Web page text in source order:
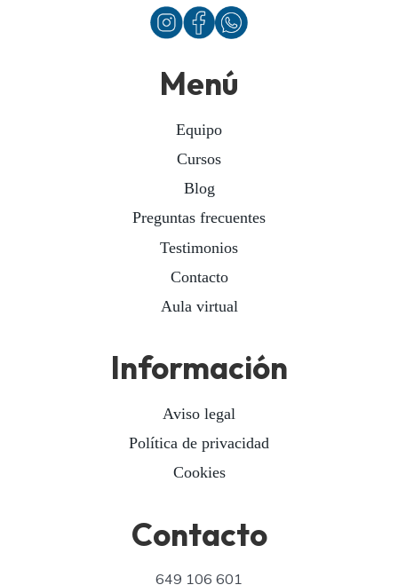
Menú
Equipo
Cursos
Blog
Preguntas frecuentes
Testimonios
Contacto
Aula virtual
Información
Aviso legal
Política de privacidad
Cookies
Contacto
649 106 601